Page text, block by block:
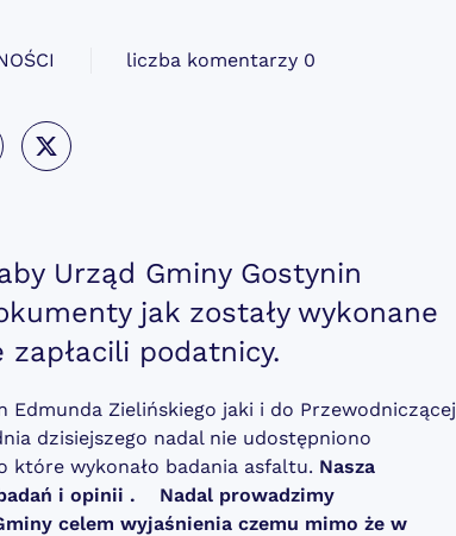
liczba komentarzy 0
Urząd Gminy Gostynin
jak zostały wykonane
podatnicy.
Zielińskiego jaki i do Przewodniczącej
dzisiejszego nadal nie udostępniono
które wykonało badania asfaltu. Nasza
i opinii .
Nadal prowadzimy
celem wyjaśnienia czemu mimo że w